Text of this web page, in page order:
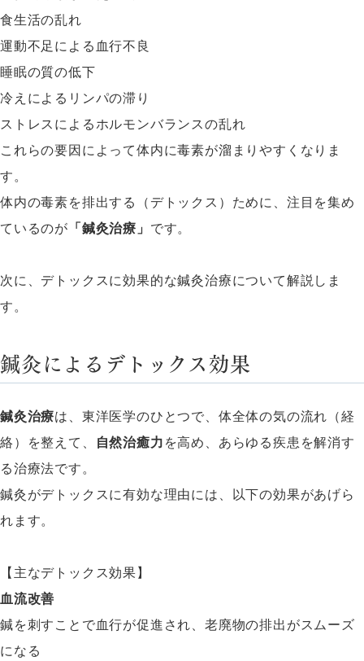
食生活の乱れ
運動不足による血行不良
睡眠の質の低下
冷えによるリンパの滞り
ストレスによるホルモンバランスの乱れ
これらの要因によって体内に毒素が溜まりやすくなりま
す。
体内の毒素を排出する（デトックス）ために、注目を集め
ているのが 「鍼灸治療」 です。
次に、デトックスに効果的な鍼灸治療について解説しま
す。
鍼灸によるデトックス効果
鍼灸治療は、東洋医学のひとつで、体全体の気の流れ（経
絡）を整えて、
自然治癒力 を高め、あらゆる疾患を解消す
る治療法です。
鍼灸がデトックスに有効な理由には、以下の効果があげら
れます。
【主なデトックス効果】
血流改善
鍼を刺すことで血行が促進され、老廃物の排出がスムーズ
になる